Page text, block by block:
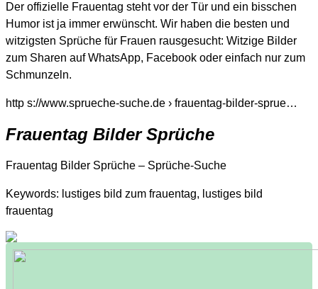
Der offizielle Frauentag steht vor der Tür und ein bisschen
Humor ist ja immer erwünscht. Wir haben die besten und
witzigsten Sprüche für Frauen rausgesucht: Witzige Bilder
zum Sharen auf WhatsApp, Facebook oder einfach nur zum
Schmunzeln.
http s://www.sprueche-suche.de › frauentag-bilder-sprue…
Frauentag Bilder Sprüche
Frauentag Bilder Sprüche – Sprüche-Suche
Keywords: lustiges bild zum frauentag, lustiges bild
frauentag